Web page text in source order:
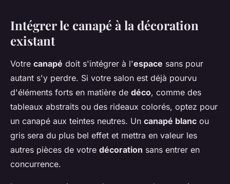
Intégrer le canapé à la décoration
existant
Votre canapé doit s'intégrer à l'espace sans pour
autant s'y perdre. Si votre salon est déjà pourvu
d'éléments forts en matière de déco, comme des
tableaux abstraits ou des rideaux colorés, optez pour
un canapé aux teintes neutres. Un canapé blanc ou
gris sera du plus bel effet et mettra en valeur les
autres pièces de votre décoration sans entrer en
concurrence.